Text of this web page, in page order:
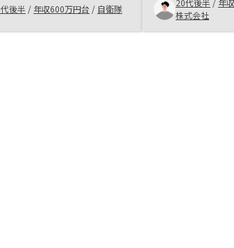
！
後半 / 年収600万円台 / 自衛隊
た。 しかし信
紹介という事と
ちりと説明して
20代後半 / 年
株式会社